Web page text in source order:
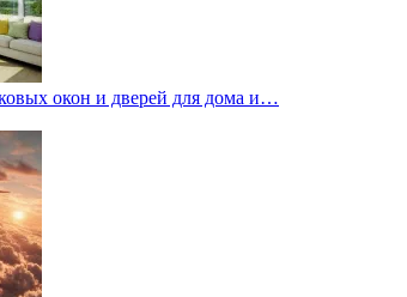
окон и дверей для дома и…